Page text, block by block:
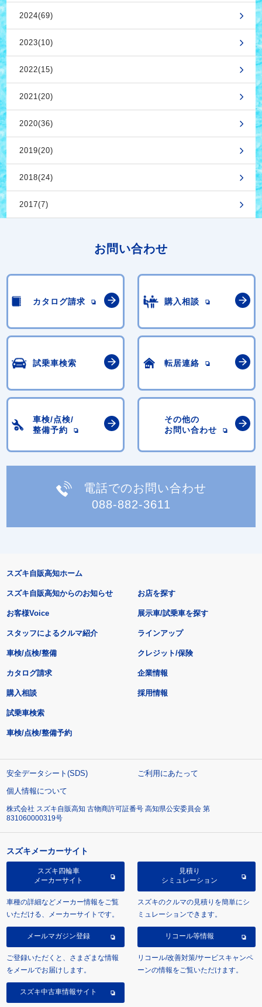
2024(69)
2023(10)
2022(15)
2021(20)
2020(36)
2019(20)
2018(24)
2017(7)
お問い合わせ
カタログ請求 購入相談
試乗車検索 転居連絡
車検/点検/
整備予約
その他の
お問い合わせ
電話でのお問い合わせ
088-882-3611
スズキ自販高知ホーム
スズキ自販高知からのお知らせ
お客様Voice
スタッフによるクルマ紹介
お店を探す
展示車/試乗車を探す
ラインアップ
車検/点検/整備 クレジット/保険
カタログ請求
購入相談
試乗車検索
車検/点検/整備予約
企業情報
採用情報
安全データシート(SDS)
ご利用にあたって
個人情報について
株式会社 スズキ自販高知 古物商許可証番号 高知県公安委員会 第
831060000319号
スズキメーカーサイト
スズキ四輪車
メーカーサイト
車種の詳細などメーカー情報をご覧
いただける、メーカーサイトです。
見積り
シミュレーション
スズキのクルマの見積りを簡単にシ
ミュレーションできます。
メールマガジン登録
ご登録いただくと、さまざまな情報
をメールでお届けします。
リコール等情報
リコール/改善対策/サービスキャンペ
ーンの情報をご覧いただけます。
スズキ中古車情報サイト